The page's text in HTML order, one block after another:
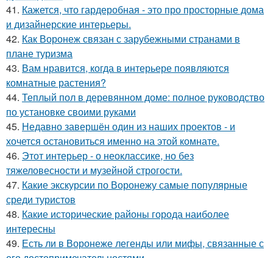
41. Кажется, что гардеробная - это про просторные дома
и дизайнерские интерьеры.
42. Как Воронеж связан с зарубежными странами в
плане туризма
43. Вам нравится, когда в интерьере появляются
комнатные растения?
44. Теплый пол в деревянном доме: полное руководство
по установке своими руками
45. Недавно завершён один из наших проектов - и
хочется остановиться именно на этой комнате.
46. Этот интерьер - о неоклассике, но без
тяжеловесности и музейной строгости.
47. Какие экскурсии по Воронежу самые популярные
среди туристов
48. Какие исторические районы города наиболее
интересны
49. Есть ли в Воронеже легенды или мифы, связанные с